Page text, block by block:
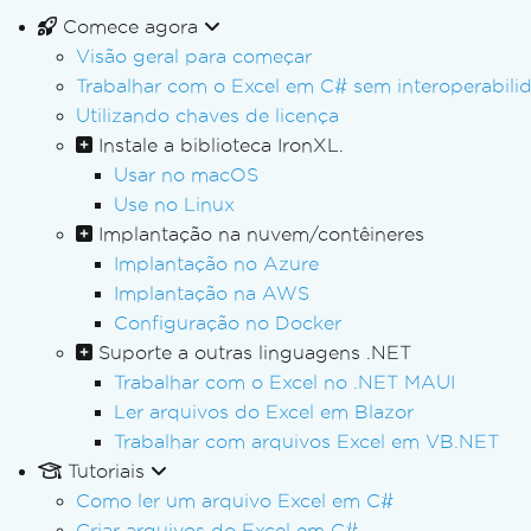
Comece agora
Visão geral para começar
Trabalhar com o Excel em C# sem
Utilizando chaves de licença
Instale a biblioteca IronXL.
Usar no macOS
Use no Linux
Implantação na nuvem/contêineres
Implantação no Azure
Implantação na AWS
Configuração no Docker
Suporte a outras linguagens .NET
Trabalhar com o Excel no .NET MAUI
Ler arquivos do Excel em Blazor
Trabalhar com arquivos Excel em VB.NET
Tutoriais
Como ler um arquivo Excel em C#